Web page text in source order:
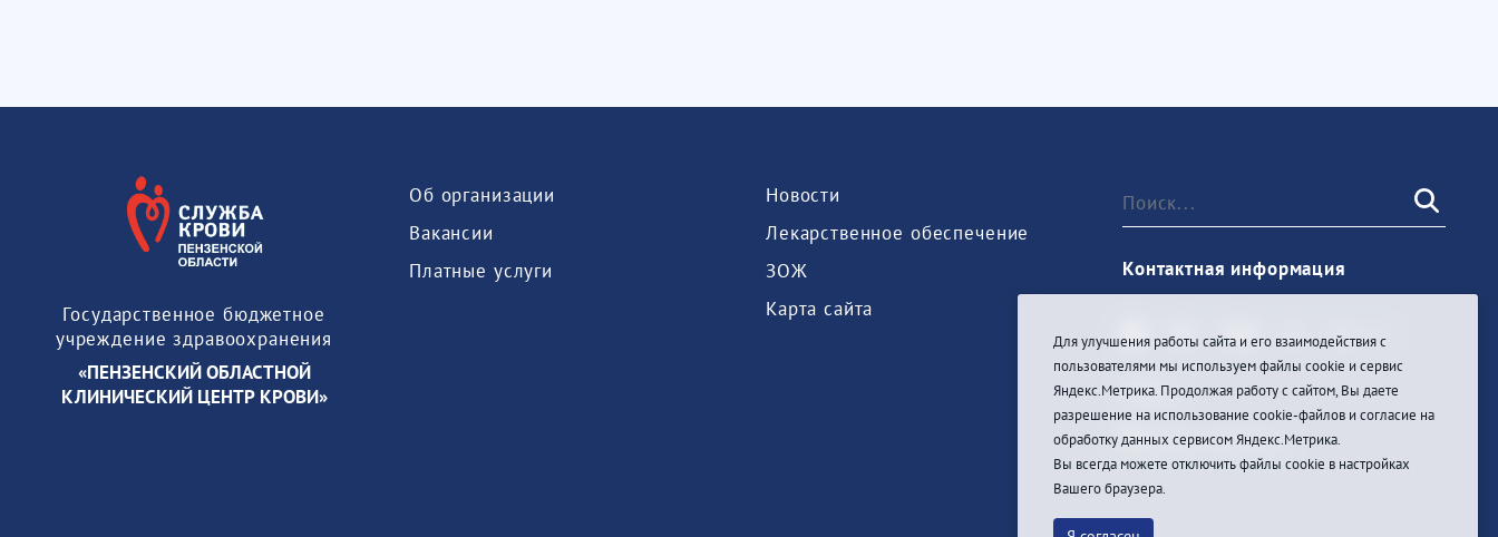
Государственное бюджетное
учреждение здравоохранения
«ПЕНЗЕНСКИЙ ОБЛАСТНОЙ
КЛИНИЧЕСКИЙ ЦЕНТР КРОВИ»
Об организации
Вакансии
Платные услуги
Новости
Лекарственное обеспечение
ЗОЖ
Карта сайта
Контактная информация
Войти
Для улучшения работы сайта и его взаимодействия с
пользователями мы используем файлы cookie и сервис
Яндекс.Метрика. Продолжая работу с сайтом, Вы даете
разрешение на использование cookie-файлов и согласие на
обработку данных сервисом Яндекс.Метрика.
Вы всегда можете отключить файлы cookie в настройках
Вашего браузера.